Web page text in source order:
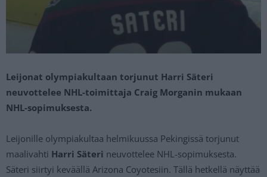
Leijonat olympiakultaan torjunut Harri Säteri
neuvottelee NHL-toimittaja Craig Morganin mukaan
NHL-sopimuksesta.
Leijonille olympiakultaa helmikuussa Pekingissä torjunut
maalivahti Harri Säteri neuvottelee NHL-sopimuksesta.
Säteri siirtyi keväällä Arizona Coyotesiin. Tällä hetkellä näyttää